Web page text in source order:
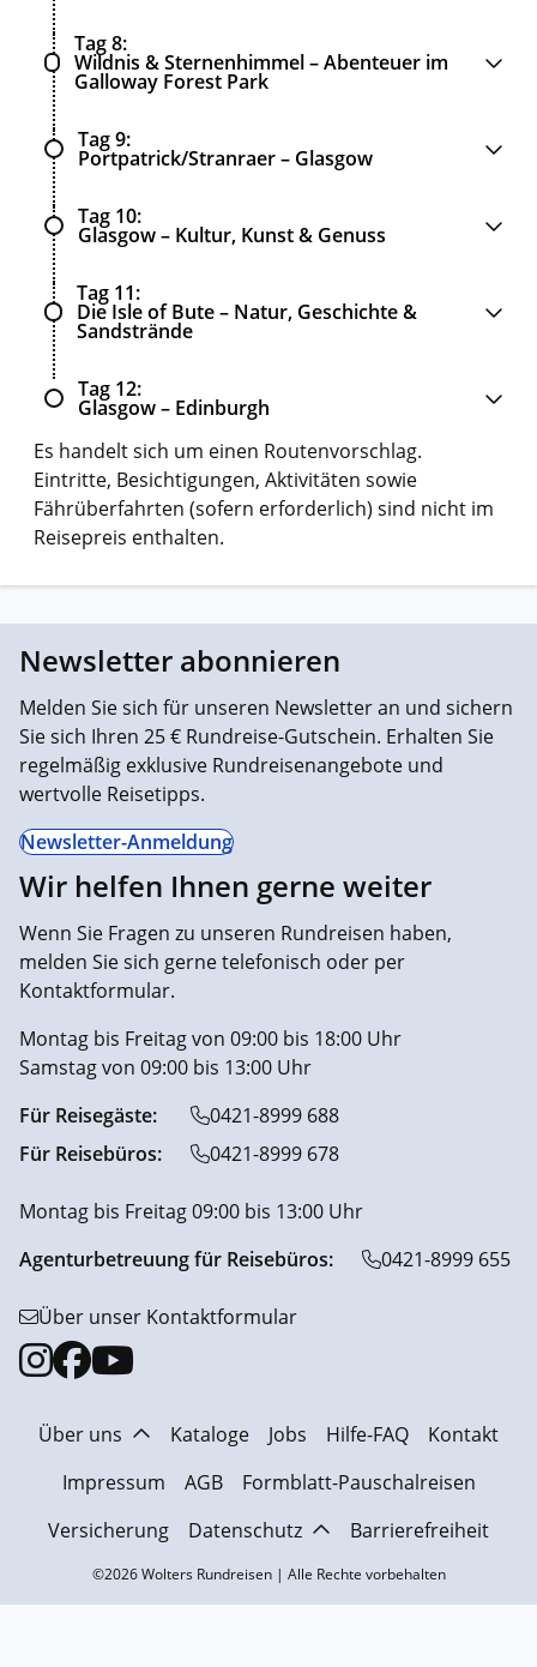
Tag 8
Wildnis & Sternenhimmel – Abenteuer im
Galloway Forest Park
Tag 9
Portpatrick/Stranraer – Glasgow
Tag 10
Glasgow – Kultur, Kunst & Genuss
Tag 11
Die Isle of Bute – Natur, Geschichte &
Sandstrände
Tag 12
Glasgow – Edinburgh
Es handelt sich um einen Routenvorschlag.
Eintritte, Besichtigungen, Aktivitäten sowie
Fährüberfahrten (sofern erforderlich) sind nicht im
Reisepreis enthalten.
Newsletter abonnieren
Melden Sie sich für unseren Newsletter an und sichern
Sie sich Ihren 25 € Rundreise-Gutschein. Erhalten Sie
regelmäßig exklusive Rundreisenangebote und
wertvolle Reisetipps.
Newsletter-Anmeldung
Wir helfen Ihnen gerne weiter
Wenn Sie Fragen zu unseren Rundreisen haben,
melden Sie sich gerne telefonisch oder per
Kontaktformular.
Montag bis Freitag von 09:00 bis 18:00 Uhr
Samstag von 09:00 bis 13:00 Uhr
Für Reisegäste:
0421-8999 688
Für Reisebüros:
0421-8999 678
Montag bis Freitag 09:00 bis 13:00 Uhr
Agenturbetreuung für Reisebüros:
0421-8999 655
Über unser Kontaktformular
Über uns Kataloge Jobs Hilfe-FAQ
Kontakt
Impressum
AGB
Formblatt-Pauschalreisen
Versicherung
Datenschutz Barrierefreiheit
©2026 Wolters Rundreisen | Alle Rechte vorbehalten